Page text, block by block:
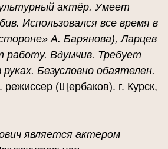
актёр. Умеет
Использовался все время в
А. Барянова), Ларцев
работу. Вдумчив. Требует
Безусловно обаятелен.
(Щербаков). г. Курск,
является актером